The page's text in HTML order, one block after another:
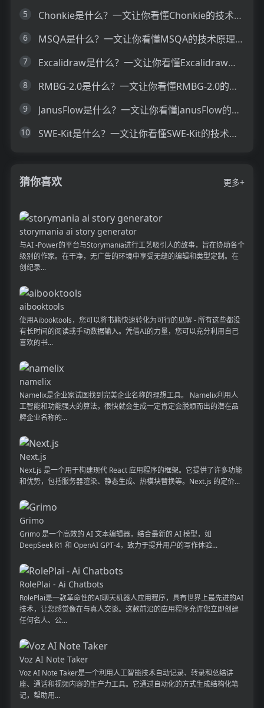
5 Chonkie是什么？一文让你看懂Chonkie的技术原理、主要功能、应用场景
6 MSQA是什么？一文让你看懂MSQA的技术原理、主要功能、应用场景
7 Excalidraw是什么？一文让你看懂Excalidraw的技术原理、主要功能、应用场景
8 RMBG-2.0是什么？一文让你看懂RMBG-2.0的技术原理、主要功能、应用场景
9 JanusFlow是什么？一文让你看懂JanusFlow的技术原理、主要功能、应用场景
10 SWE-Kit是什么？一文让你看懂SWE-Kit的技术原理、主要功能、应用场景
猜你喜欢 更多+
storymania ai story generator
与AI -Power的平台与Storymania进行工艺吸引人的故事，旨在协助各个
级别的作家。在干净，无广告的环境中享受无缝的编辑和类型定制。在
创纪录...
aibooktools
使用Aibooktools，您可以将书籍快速转化为可行的见解 - 所有这些都没
有长时间的阅读或手动数据输入。凭借AI的力量，您可以充分利用自己
喜欢的书...
namelix
Namelix是企业家试图找到完美企业名称的理想工具。 Namelix利用人
工智能和功能强大的算法，很快就会生成一定肯定会脱颖而出的潜在品
牌企业名称的...
Next.js
Next.js 是一个用于构建现代 React 应用程序的框架。它提供了许多功能
和优势，包括服务器渲染、静态生成、热模块替换等。Next.js 的定价...
Grimo
Grimo 是一个高效的 AI 文本编辑器，结合最新的 AI 模型，如
DeepSeek R1 和 OpenAI GPT-4，致力于提升用户的写作体验...
RolePlai - Ai Chatbots
RolePlai是一款革命性的AI聊天机器人应用程序，具有世界上最先进的AI
技术，让您感觉像在与真人交谈。这款前沿的应用程序允许您立即创建
任何名人、公...
Voz AI Note Taker
Voz AI Note Taker是一个利用人工智能技术自动记录、转录和总结讲
座、通话和视频内容的生产力工具。它通过自动化的方式生成结构化笔
记，帮助用...